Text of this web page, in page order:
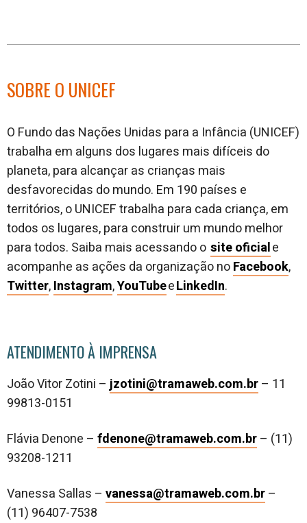
SOBRE O UNICEF
O Fundo das Nações Unidas para a Infância (UNICEF)
trabalha em alguns dos lugares mais difíceis do
planeta, para alcançar as crianças mais
desfavorecidas do mundo. Em 190 países e
territórios, o UNICEF trabalha para cada criança, em
todos os lugares, para construir um mundo melhor
para todos. Saiba mais acessando o site oficiale
acompanhe as ações da organização noFacebook,
Twitter,Instagram,YouTubeeLinkedIn.
ATENDIMENTO À IMPRENSA
João Vitor Zotini – jzotini@tramaweb.com.br– 11
99813-0151
Flávia Denone – fdenone@tramaweb.com.br– (11)
93208-1211
Vanessa Sallas – vanessa@tramaweb.com.br–
(11) 96407-7538